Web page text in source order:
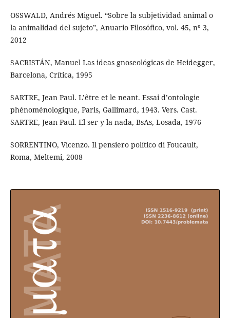
OSSWALD, Andrés Miguel. “Sobre la subjetividad animal o
la animalidad del sujeto”, Anuario Filosófico, vol. 45, nº 3,
2012
SACRISTÁN, Manuel Las ideas gnoseológicas de Heidegger,
Barcelona, Crítica, 1995
SARTRE, Jean Paul. L’être et le neant. Essai d’ontologie
phénoménologique, Paris, Gallimard, 1943. Vers. Cast.
SARTRE, Jean Paul. El ser y la nada, BsAs, Losada, 1976
SORRENTINO, Vicenzo. Il pensiero político di Foucault,
Roma, Meltemi, 2008